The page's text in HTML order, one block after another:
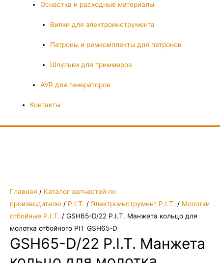
Оснастка и расходные материалы
Вилки для электроинструмента
Патроны и ремкомплекты для патронов
Шпульки для триммеров
AVR для генераторов
Контакты
Главная / Каталог запчастей по
производителю / P.I.T. / Электроинструмент P.I.T. / Молотки
отбойные P.I.T. / GSH65-D/22 P.I.T. Манжета кольцо для
молотка отбойного PIT GSH65-D
GSH65-D/22 P.I.T. Манжета